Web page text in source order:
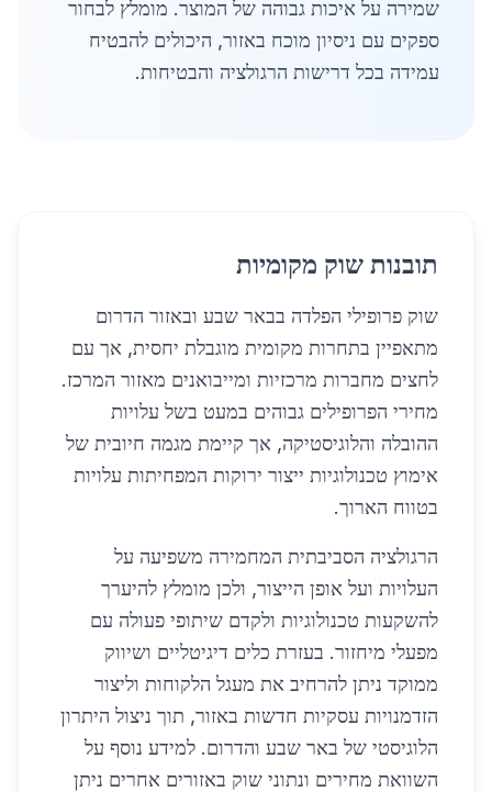
שמירה על איכות גבוהה של המוצר. מומלץ לבחור
ספקים עם ניסיון מוכח באזור, היכולים להבטיח
עמידה בכל דרישות הרגולציה והבטיחות.
תובנות שוק מקומיות
שוק פרופילי הפלדה בבאר שבע ובאזור הדרום
מתאפיין בתחרות מקומית מוגבלת יחסית, אך עם
לחצים מחברות מרכזיות ומייבואנים מאזור המרכז.
מחירי הפרופילים גבוהים במעט בשל עלויות
ההובלה והלוגיסטיקה, אך קיימת מגמה חיובית של
אימוץ טכנולוגיות ייצור ירוקות המפחיתות עלויות
בטווח הארוך.
הרגולציה הסביבתית המחמירה משפיעה על
העלויות ועל אופן הייצור, ולכן מומלץ להיערך
להשקעות טכנולוגיות ולקדם שיתופי פעולה עם
מפעלי מיחזור. בעזרת כלים דיגיטליים ושיווק
ממוקד ניתן להרחיב את מעגל הלקוחות וליצור
הזדמנויות עסקיות חדשות באזור, תוך ניצול היתרון
הלוגיסטי של באר שבע והדרום. למידע נוסף על
השוואת מחירים ונתוני שוק באזורים אחרים ניתן